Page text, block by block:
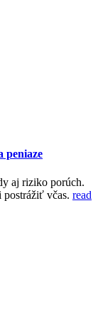
peniaze
aj riziko porúch.
postrážiť včas. read